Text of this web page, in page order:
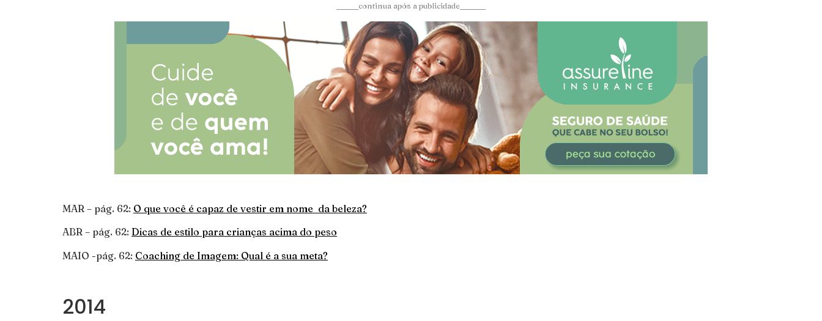
______continua após a publicidade_______
MAR – pág. 62: O que você é capaz de vestir em nome da beleza?
ABR – pág. 62: Dicas de estilo para crianças acima do peso
MAIO -pág. 62: Coaching de Imagem: Qual é a sua meta?
2014